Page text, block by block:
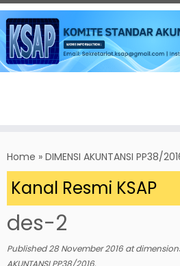
to
content
Home » DIMENSI AKUNTANSI PP38/
Resmi KSAP
des-2
Published28 November 2016at
AKUNTANSI PP38/2016.